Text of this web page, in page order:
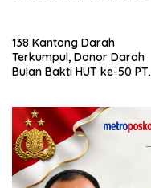
138 Kantong Darah
Terkumpul, Donor Darah
Bulan Bakti HUT ke-50 PT